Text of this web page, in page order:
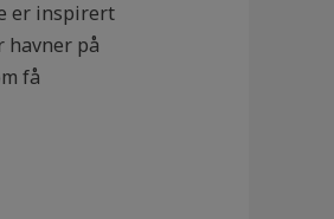
er inspirert
havner på
få